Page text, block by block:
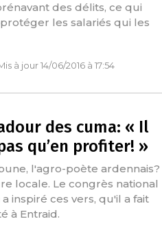
des délits, ce qui
les salariés qui les
à jour 14/06/2016 à 17:54
des cuma: « Il
qu’en profiter! »
l'agro-poète ardennais?
locale. Le congrès national
inspiré ces vers, qu'il a fait
à Entraid.